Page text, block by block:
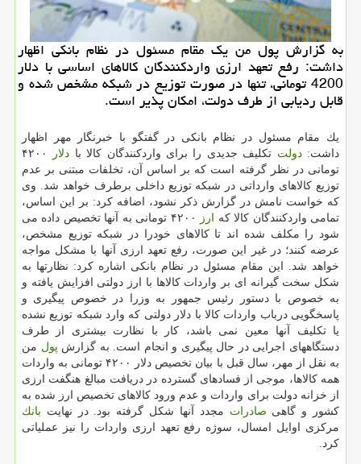
به گزارش پول من یك مقام مسئول در نظام بانكی اظهار
داشت: رفع تعهد ارزی واردكنندگان كالاهای اساسی با دلار
4200 تومانی، تنها در صورت توزیع در شبكه مشخص شده و
قابل ردیابی از طرف دولت، امكان پذیر است.
یك مقام مسئول در نظام بانكی در گفتگو با خبرنگار مهر اظهار
داشت:دولت تكلیف جدیدی را برای واردكنندگان كالا با دلار
۴۲۰۰
تومانی در نظر گرفته است كه بر اساس آن، تخلفات مبتنی بر عدم
توزیع كالاهای وارداتی در شبكه توزیع داخلی برطرف خواهد شد. وی
كه خواست نامش در گزارش ذكر نشود، اضافه كرد: بر این اساس،
تمامی واردكنندگان كالا كه ارز
۴۲۰۰ تومانی به آنها تخصیص داده می
شود را مكلف شده اند تا كالاهای خودرا در شبكه توزیع مشخص،
عرضه كنند؛ در غیر این صورت، رفع تعهد ارزی آنها با مشكل مواجه
خواهد شد. این مقام مسئول در نظام بانكی اشاره كرد: نظارتها به
شكل سخت گیرانه ای بر واردات كالاها با ارز دولتی افزایش یافته و
به خصوص با دستور رئیس جمهور به وزرا در خصوص پیگیری و
پاسخگویی درباب واردات كالا با دلار دولتی كه وارد شبكه توزیع نشده
یا تكلیف آنها معین نمی باشد، كار با نظارت بیشتری از طرف
دستگاههای اجرایی در حال پیگیری و انجام است. به گزارش پول من
به نقل از مهر، سال قبل با بیان تخصیص دلار ۴۲۰۰ تومانی به واردات
همه كالاها، موجی از فسادهای گسترده در دریافت مبالغ هنگفت ارزی
از خزانه دولت برای واردات و عدم ورود كالاهای تخصیص ارز شده به
كشور و گاهی صادرات مجدد آنها شكل گرفته بود. در نهایت بانك
مركزی اوایل امسال، سوژه رفع تعهد ارزی واردات را نیز عملیاتی
كرد.